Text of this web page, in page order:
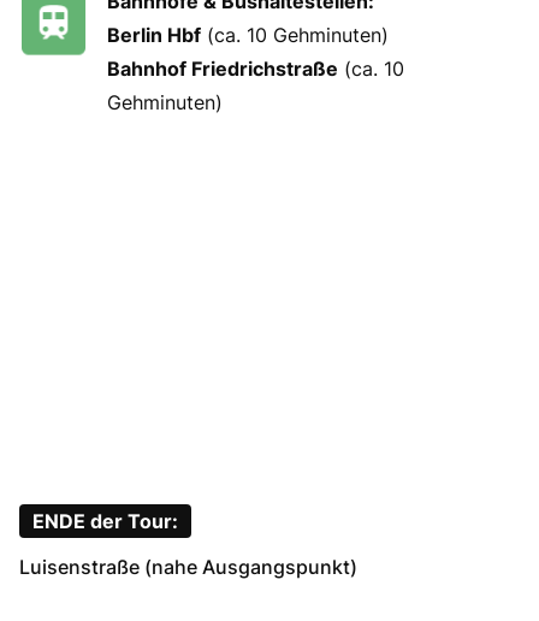
Berlin Hbf (ca. 10 Gehminuten)
Bahnhof Friedrichstraße (ca. 10
Gehminuten)
ENDE der Tour:
Luisenstraße (nahe Ausgangspunkt)